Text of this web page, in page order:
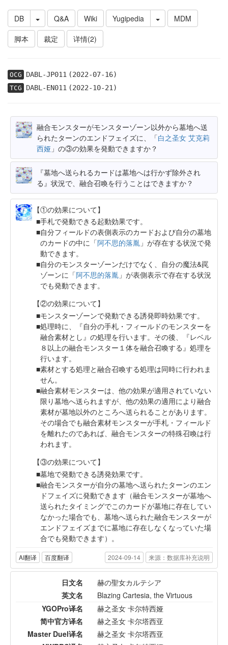
DB Q&A Wiki Yugipedia
MDM
脚本
裁定 详情(2)
OCG DABL-JP011(2022-07-16)
TCG DABL-EN011(2022-10-21)
融合モンスターがモンスターゾーン以外から墓地へ送
られたターンのエンドフェイズに、「白之圣女 艾克莉
西娅 」の③の効果を発動できますか？
『墓地へ送られるカードは墓地へは行かず除外され
る』状況で、融合召喚を行うことはできますか？
【①の効果について】
手札で発動できる起動効果です。
自分フィールドの表側表示のカードおよび自分の墓地
のカードの中に「阿不思的落胤 」が存在する状況で発
動できます。
自分のモンスターゾーンだけでなく、自分の魔法&罠
ゾーンに「阿不思的落胤 」が表側表示で存在する状況
でも発動できます。
【②の効果について】
モンスターゾーンで発動できる誘発即時効果です。
処理時に、『自分の手札・フィールドのモンスターを
融合素材とし』の処理を行います。その後、『レベル
８以上の融合モンスター１体を融合召喚する』処理を
行います。
素材とする処理と融合召喚する処理は同時に行われま
せん。
融合素材モンスターは、他の効果が適用されていない
限り墓地へ送られますが、他の効果の適用により融合
素材が墓地以外のところへ送られることがあります。
その場合でも融合素材モンスターが手札・フィールド
を離れたのであれば、融合モンスターの特殊召喚は行
われます。
【③の効果について】
墓地で発動できる誘発効果です。
融合モンスターが自分の墓地へ送られたターンのエン
ドフェイズに発動できます（融合モンスターが墓地へ
送られたタイミングでこのカードが墓地に存在してい
なかった場合でも、墓地へ送られた融合モンスターが
エンドフェイズまでに墓地に存在しなくなっていた場
合でも発動できます）。
AI翻译 百度翻译 2024-09-14 来源：数据库补充说明
日文名
赫の聖女カルテシア
英文名
Blazing Cartesia, the Virtuous
YGOPro译名
赫之圣女 卡尔特西娅
简中官方译名
赫之圣女 卡尔塔西亚
Master Duel译名
赫之圣女 卡尔塔西亚